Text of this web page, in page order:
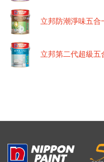
立邦防潮淨味五合
立邦第二代超級五